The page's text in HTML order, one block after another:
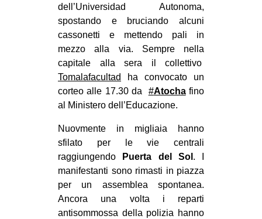
EVENTI
in
bsky
ms
dell’Universidad Autonoma,
spostando e bruciando alcuni
cassonetti e mettendo pali in
mezzo alla via. Sempre nella
capitale alla sera il collettivo
Tomalafacultad
ha convocato un
corteo alle 17.30 da #Atochafino
al Ministero dell’Educazione.
Nuovmente in migliaia hanno
sfilato per le vie centrali
raggiungendo
Puerta del Sol . I
manifestanti sono rimasti in piazza
per un assemblea spontanea.
Ancora una volta i reparti
antisommossa della polizia hanno